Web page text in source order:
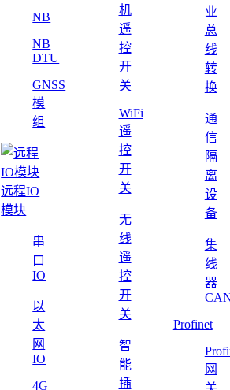
NB
NB
DTU
GNSS
模
组
远程IO
模块
串
口
IO
以
太
网
IO
4G
机
遥
控
开
关
WiFi
遥
控
开
关
无
线
遥
控
开
关
智
能
插
业
总
线
转
换
通
信
隔
离
设
备
集
线
器
Profinet
网